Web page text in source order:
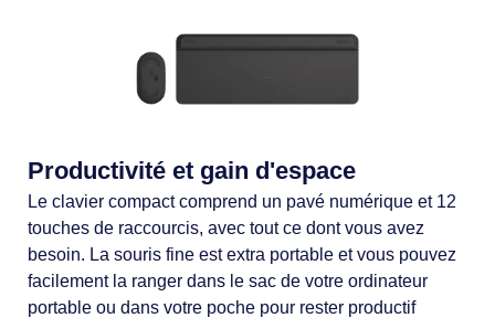
Productivité et gain d'espace
Le clavier compact comprend un pavé numérique et 12
touches de raccourcis, avec tout ce dont vous avez
besoin. La souris fine est extra portable et vous pouvez
facilement la ranger dans le sac de votre ordinateur
portable ou dans votre poche pour rester productif